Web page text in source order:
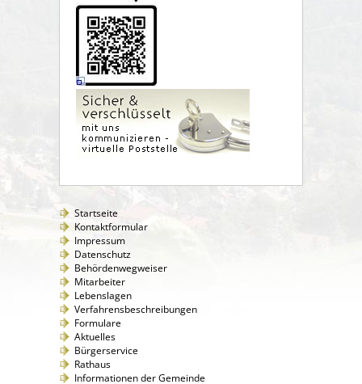
Startseite
Kontaktformular
Impressum
Datenschutz
Behördenwegweiser
Mitarbeiter
Lebenslagen
Verfahrensbeschreibungen
Formulare
Aktuelles
Bürgerservice
Rathaus
Informationen der Gemeinde